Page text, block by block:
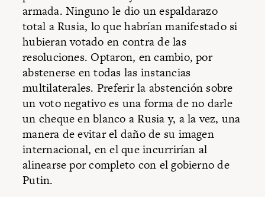
armada. Ninguno le dio un espaldarazo
total a Rusia, lo que habrían manifestado si
hubieran votado en contra de las
resoluciones. Optaron, en cambio, por
abstenerse en todas las instancias
multilaterales. Preferir la abstención sobre
un voto negativo es una forma de no darle
un cheque en blanco a Rusia y, a la vez, una
manera de evitar el daño de su imagen
internacional, en el que incurrirían al
alinearse por completo con el gobierno de
Putin.